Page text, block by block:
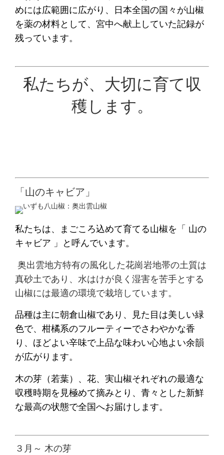
めには広範囲に広がり、日本全国の国々が山椒
を薬の材料として、宮中へ献上していた記録が
残っています。
私たちが、大切に育て収
穫します。
「山のキャビア」
私たちは、まごころ込めて育てる山椒を「 山の
キャビア 」と呼んでいます。
奥出雲地方特有の風化した花崗岩地帯の土質は
真砂土であり、水はけが良く湿害を苦手とする
山椒には最適の環境で栽培しています。
品種は主に朝倉山椒であり、見た目は美しい緑
色で、柑橘系のフルーティーでさわやかな香
り、ほどよい辛味で上品な味わい心地よい余韻
が広がります。
木の芽（若葉）、花、実山椒それぞれの最適な
収穫時期を見極めて摘みとり、青々とした新鮮
な最高の状態で全国へお届けします。
３月～ 木の芽